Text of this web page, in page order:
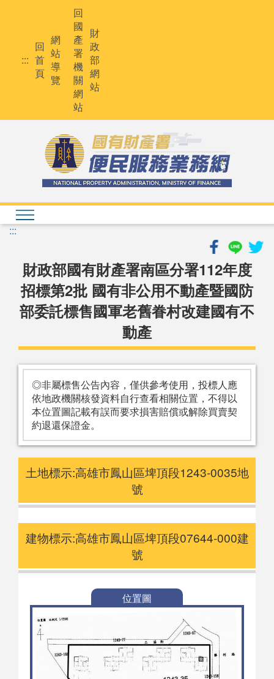
:::
回
首
頁
網
站
導
覽
回
國
產
署
機
關
網
站
財
政
部
網
站
:::
財政部國有財產署南區分署112年度
招標第2批 國有非公用不動產暨國防
部委託標售國軍老舊眷村改建國有不
動產
◎非屬標售公告內容，僅供參考使用，投標人應
依地政機關核發資料自行查看相關位置，不得以
本位置圖記載有誤而要求損害賠償或解除買賣契
約退還保證金。
土地標示:高雄市鳳山區埤頂段1243-0035地
號
建物標示:高雄市鳳山區埤頂段07644-000建
號
位置圖